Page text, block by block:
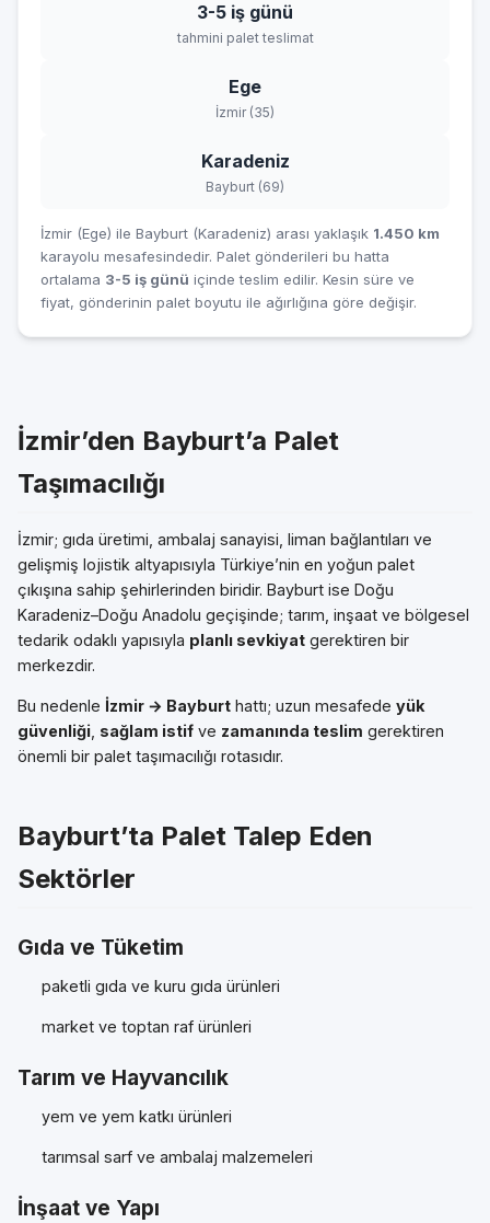
3-5 iş günü
tahmini palet teslimat
Ege
İzmir (35)
Karadeniz
Bayburt (69)
İzmir (Ege) ile Bayburt (Karadeniz) arası yaklaşık 1.450 km
karayolu mesafesindedir. Palet gönderileri bu hatta
ortalama 3-5 iş günü içinde teslim edilir. Kesin süre ve
fiyat, gönderinin palet boyutu ile ağırlığına göre değişir.
İzmir’den Bayburt’a Palet
Taşımacılığı
İzmir; gıda üretimi, ambalaj sanayisi, liman bağlantıları ve
gelişmiş lojistik altyapısıyla Türkiye’nin en yoğun palet
çıkışına sahip şehirlerinden biridir. Bayburt ise Doğu
Karadeniz–Doğu Anadolu geçişinde; tarım, inşaat ve bölgesel
tedarik odaklı yapısıyla planlı sevkiyat gerektiren bir
merkezdir.
Bu nedenle İzmir → Bayburt hattı; uzun mesafede yük
güvenliği sağlam istif ve zamanında teslim gerektiren
önemli bir palet taşımacılığı rotasıdır.
Bayburt’ta Palet Talep Eden
Sektörler
Gıda ve Tüketim
paketli gıda ve kuru gıda ürünleri
market ve toptan raf ürünleri
Tarım ve Hayvancılık
yem ve yem katkı ürünleri
tarımsal sarf ve ambalaj malzemeleri
İnşaat ve Yapı